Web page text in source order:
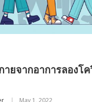
ายจากอาการลองโ